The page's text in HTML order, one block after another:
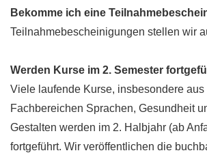
Bekomme ich eine
Teilnahmebescheinigungen stellen wir
Werden Kurse im 2. Semester
Viele laufende Kurse, insbesondere aus
Fachbereichen Sprachen, Gesundheit
Gestalten werden im 2. Halbjahr (ab
fortgeführt. Wir veröffentlichen die